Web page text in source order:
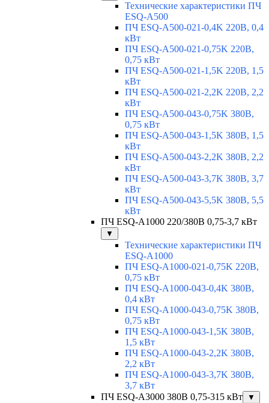
Технические характеристики ПЧ
ESQ-A500
ПЧ ESQ-A500-021-0,4K 220В, 0,4
кВт
ПЧ ESQ-A500-021-0,75K 220В,
0,75 кВт
ПЧ ESQ-A500-021-1,5K 220В, 1,5
кВт
ПЧ ESQ-A500-021-2,2K 220В, 2,2
кВт
ПЧ ESQ-A500-043-0,75K 380В,
0,75 кВт
ПЧ ESQ-A500-043-1,5K 380В, 1,5
кВт
ПЧ ESQ-A500-043-2,2K 380В, 2,2
кВт
ПЧ ESQ-A500-043-3,7K 380В, 3,7
кВт
ПЧ ESQ-A500-043-5,5K 380В, 5,5
кВт
ПЧ ESQ-A1000 220/380В 0,75-3,7 кВт
▼
Технические характеристики ПЧ
ESQ-A1000
ПЧ ESQ-A1000-021-0,75K 220В,
0,75 кВт
ПЧ ESQ-A1000-043-0,4K 380В,
0,4 кВт
ПЧ ESQ-A1000-043-0,75K 380В,
0,75 кВт
ПЧ ESQ-A1000-043-1,5K 380В,
1,5 кВт
ПЧ ESQ-A1000-043-2,2K 380В,
2,2 кВт
ПЧ ESQ-A1000-043-3,7K 380В,
3,7 кВт
ПЧ ESQ-A3000 380В 0,75-315 кВт
▼